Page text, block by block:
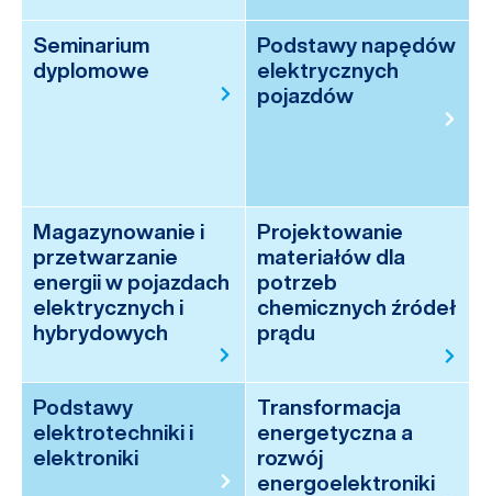
Seminarium
dyplomowe
Podstawy napędów
elektrycznych
pojazdów
Magazynowanie i
przetwarzanie
energii w pojazdach
elektrycznych i
hybrydowych
Projektowanie
materiałów dla
potrzeb
chemicznych źródeł
prądu
Podstawy
elektrotechniki i
elektroniki
Transformacja
energetyczna a
rozwój
energoelektroniki